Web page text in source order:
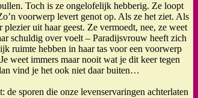
Toch is ze ongelofelijk hebberig. Ze loopt
voorwerp levert genot op. Als ze het ziet. Als
uit haar geest. Ze vermoedt, nee, ze weet
schuldig over voelt – Paradijsvrouw heeft zich
ruimte hebben in haar tas voor een voorwerp
weet immers maar nooit wat je dit keer tegen
vind je het ook niet daar buiten…
sporen die onze levenservaringen achterlaten